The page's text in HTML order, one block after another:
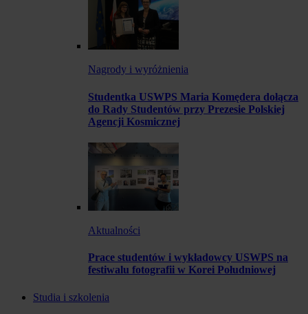
Nagrody i wyróżnienia
Studentka USWPS Maria Komędera dołącza
do Rady Studentów przy Prezesie Polskiej
Agencji Kosmicznej
Aktualności
Prace studentów i wykładowcy USWPS na
festiwalu fotografii w Korei Południowej
Studia i szkolenia